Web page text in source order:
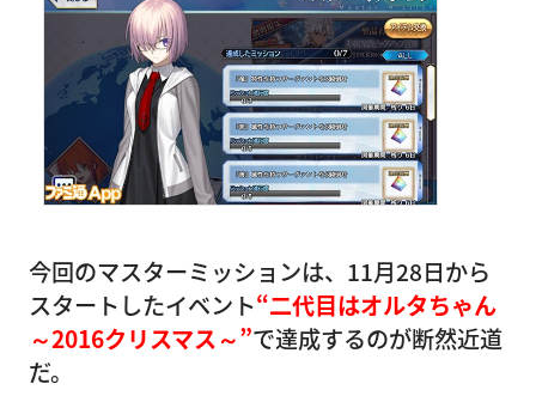
今回のマスターミッションは、11月28日から
スタートしたイベント“二代目はオルタちゃん
～2016クリスマス～”で達成するのが断然近道
だ。